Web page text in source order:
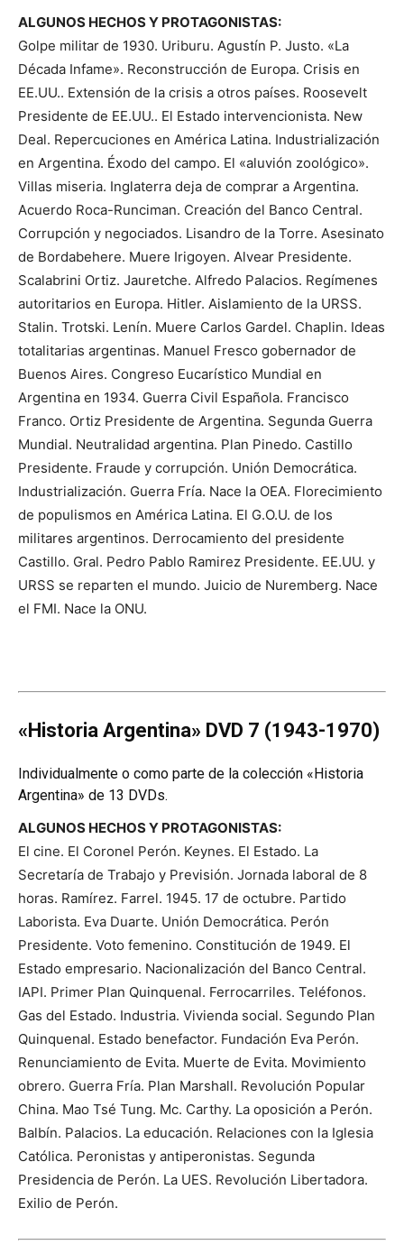
ALGUNOS HECHOS Y PROTAGONISTAS:
Golpe militar de 1930. Uriburu. Agustín P. Justo. «La
Década Infame». Reconstrucción de Europa. Crisis en
EE.UU.. Extensión de la crisis a otros países. Roosevelt
Presidente de EE.UU.. El Estado intervencionista. New
Deal. Repercuciones en América Latina. Industrialización
en Argentina. Éxodo del campo. El «aluvión zoológico».
Villas miseria. Inglaterra deja de comprar a Argentina.
Acuerdo Roca-Runciman. Creación del Banco Central.
Corrupción y negociados. Lisandro de la Torre. Asesinato
de Bordabehere. Muere Irigoyen. Alvear Presidente.
Scalabrini Ortiz. Jauretche. Alfredo Palacios. Regímenes
autoritarios en Europa. Hitler. Aislamiento de la URSS.
Stalin. Trotski. Lenín. Muere Carlos Gardel. Chaplin. Ideas
totalitarias argentinas. Manuel Fresco gobernador de
Buenos Aires. Congreso Eucarístico Mundial en
Argentina en 1934. Guerra Civil Española. Francisco
Franco. Ortiz Presidente de Argentina. Segunda Guerra
Mundial. Neutralidad argentina. Plan Pinedo. Castillo
Presidente. Fraude y corrupción. Unión Democrática.
Industrialización. Guerra Fría. Nace la OEA. Florecimiento
de populismos en América Latina. El G.O.U. de los
militares argentinos. Derrocamiento del presidente
Castillo. Gral. Pedro Pablo Ramirez Presidente. EE.UU. y
URSS se reparten el mundo. Juicio de Nuremberg. Nace
el FMI. Nace la ONU.
«Historia Argentina» DVD 7 (1943-1970)
Individualmente o como parte de la colección «Historia
Argentina» de 13 DVDs.
ALGUNOS HECHOS Y PROTAGONISTAS:
El cine. El Coronel Perón. Keynes. El Estado. La
Secretaría de Trabajo y Previsión. Jornada laboral de 8
horas. Ramírez. Farrel. 1945. 17 de octubre. Partido
Laborista. Eva Duarte. Unión Democrática. Perón
Presidente. Voto femenino. Constitución de 1949. El
Estado empresario. Nacionalización del Banco Central.
IAPI. Primer Plan Quinquenal. Ferrocarriles. Teléfonos.
Gas del Estado. Industria. Vivienda social. Segundo Plan
Quinquenal. Estado benefactor. Fundación Eva Perón.
Renunciamiento de Evita. Muerte de Evita. Movimiento
obrero. Guerra Fría. Plan Marshall. Revolución Popular
China. Mao Tsé Tung. Mc. Carthy. La oposición a Perón.
Balbín. Palacios. La educación. Relaciones con la Iglesia
Católica. Peronistas y antiperonistas. Segunda
Presidencia de Perón. La UES. Revolución Libertadora.
Exilio de Perón.